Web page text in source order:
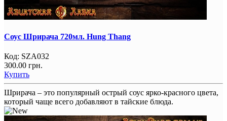
Соус Шрирача 720мл. Hung Thang
Код: SZA032
300.00 грн.
Купить
Шрирача – это популярный острый соус ярко-красного цвета,
который чаще всего добавляют в тайские блюда.